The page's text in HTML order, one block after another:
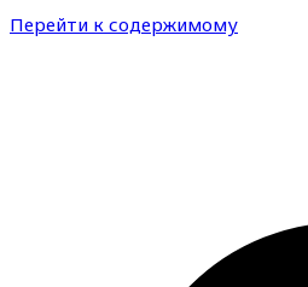
Перейти к содержимому